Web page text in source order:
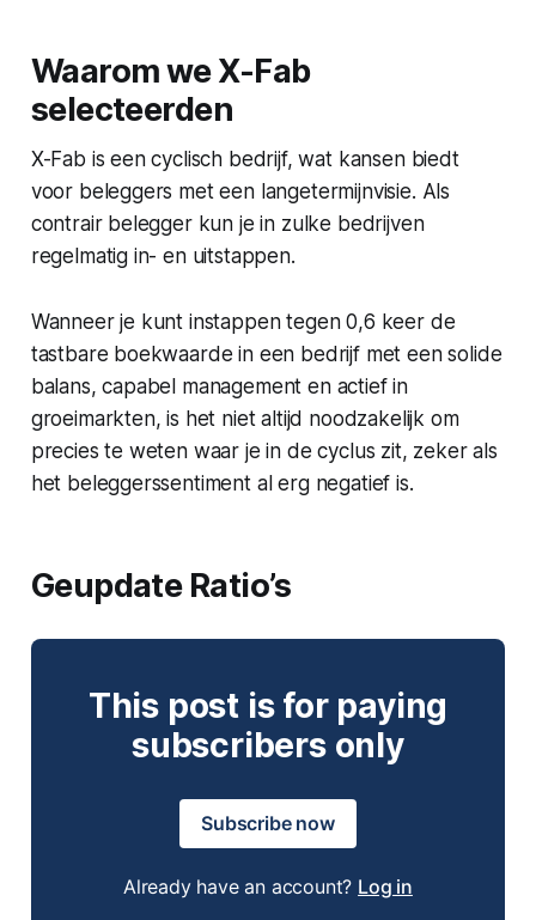
Waarom we X-Fab
selecteerden
X-Fab is een cyclisch bedrijf, wat kansen biedt
voor beleggers met een langetermijnvisie. Als
contrair belegger kun je in zulke bedrijven
regelmatig in- en uitstappen.
Wanneer je kunt instappen tegen 0,6 keer de
tastbare boekwaarde in een bedrijf met een solide
balans, capabel management en actief in
groeimarkten, is het niet altijd noodzakelijk om
precies te weten waar je in de cyclus zit, zeker als
het beleggerssentiment al erg negatief is.
Geupdate Ratio’s
This post is for paying
subscribers only
Subscribe now
Already have an account? Log in